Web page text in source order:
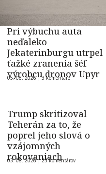
Pri výbuchu auta
neďaleko
Jekaterinburgu utrpel
ťažké zranenia šéf
výrobcu dronov Upyr
05. 08. 2026 |3 komentáre
Trump skritizoval
Teherán za to, že
poprel jeho slová o
vzájomných
rokovaniach
03. 08. 2026 |23 komentárov